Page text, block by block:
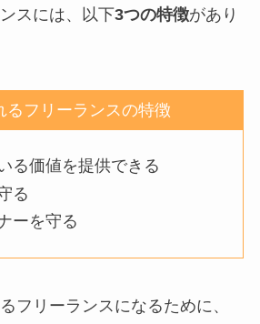
スには、以下3つの特徴があり
るフリーランスの特徴
る価値を提供できる
る
ーを守る
フリーランスになるために、